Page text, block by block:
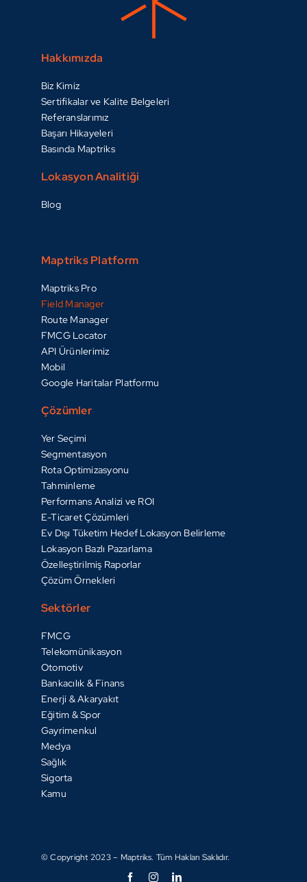
Hakkımızda
Biz Kimiz
Sertifikalar ve Kalite Belgeleri
Referanslarımız
Başarı Hikayeleri
Basında Maptriks
Lokasyon Analitiği
Blog
Maptriks Platform
Maptriks Pro
Field Manager
Route Manager
FMCG Locator
API Ürünlerimiz
Mobil
Google Haritalar Platformu
Çözümler
Yer Seçimi
Segmentasyon
Rota Optimizasyonu
Tahminleme
Performans Analizi ve ROI
E-Ticaret Çözümleri
Ev Dışı Tüketim Hedef Lokasyon Belirleme
Lokasyon Bazlı Pazarlama
Özelleştirilmiş Raporlar
Çözüm Örnekleri
Sektörler
FMCG
Telekomünikasyon
Otomotiv
Bankacılık & Finans
Enerji & Akaryakıt
Eğitim & Spor
Gayrimenkul
Medya
Sağlık
Sigorta
Kamu
© Copyright 2023 – Maptriks. Tüm Hakları Saklıdır.